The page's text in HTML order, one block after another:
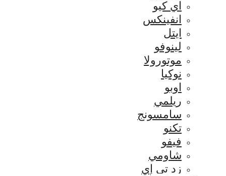
اي كيو
انفينكس
ايتل
لينوفو
موتورولا
نوكيا
اوبو
ريلمي
سامسونج
تكنو
فيفو
شاومي
زد تي إي